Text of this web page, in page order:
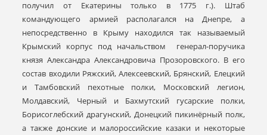
получил от Екатерины только в 1775 г.). Штаб
командующего армией располагался на Днепре, а
непосредственно в Крыму находился так называемый
Крымский корпус под начальством генерал-поручика
князя Александра Александровича Прозоровского. В его
состав входили Ряжский, Алексеевский, Брянский, Елецкий
и Тамбовский пехотные полки, Московский легион,
Молдавский, Черный и Бахмутский гусарские полки,
Борисоглебский драгунский, Донецкий пикинёрный полк,
а также донские и малороссийские казаки и некоторые